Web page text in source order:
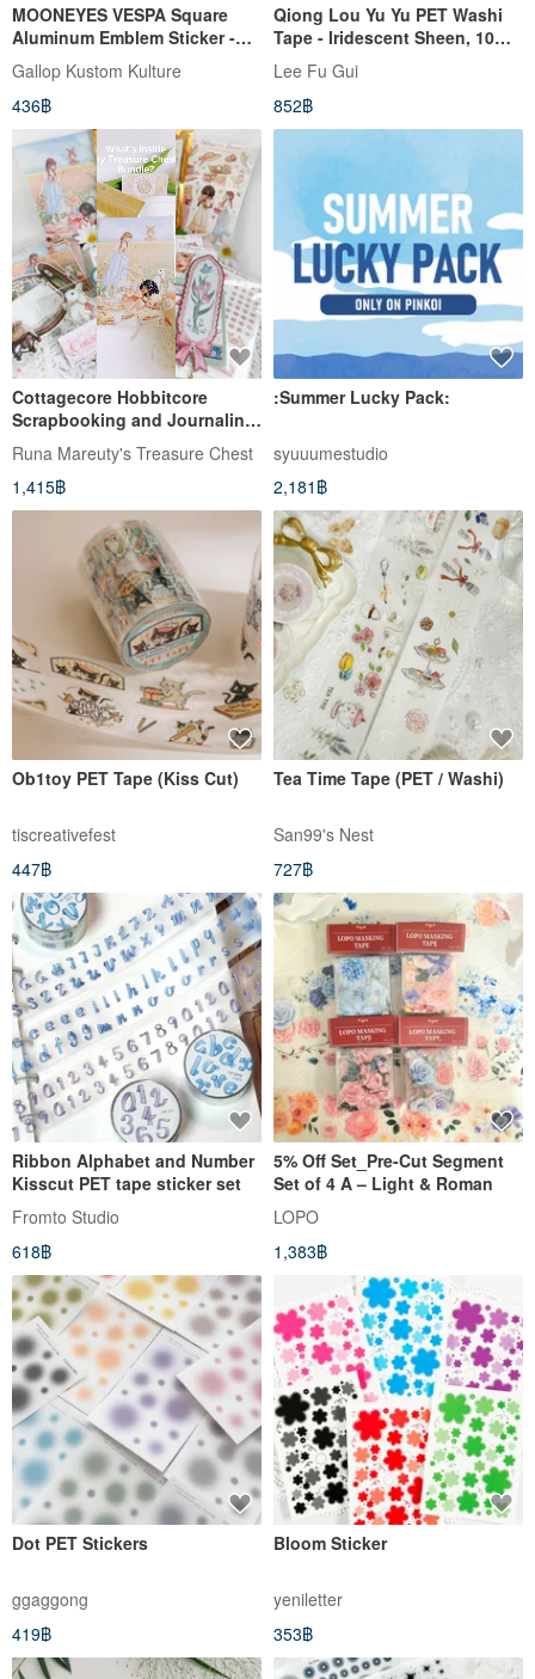
MOONEYES VESPA Square
Aluminum Emblem Sticker -
Available in Yellow/Black
Gallop Kustom Kulture
436฿
Qiong Lou Yu Yu PET Washi
Tape - Iridescent Sheen, 10m
Roll
Lee Fu Gui
852฿
Cottagecore Hobbitcore
Scrapbooking and Journaling
Treasure Chest BUNDLE
Runa Mareuty's Treasure Chest
1,415฿
:Summer Lucky Pack:
syuuumestudio
2,181฿
Ob1toy PET Tape (Kiss Cut)
tiscreativefest
447฿
Tea Time Tape (PET / Washi)
San99's Nest
727฿
Ribbon Alphabet and Number
Kisscut PET tape sticker set
Fromto Studio
618฿
5% Off Set_Pre-Cut Segment
Set of 4 A – Light & Roman
LOPO
1,383฿
Dot PET Stickers
ggaggong
419฿
Bloom Sticker
yeniletter
353฿